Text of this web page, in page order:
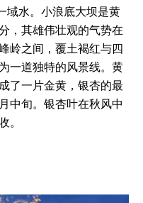
水。小浪底大坝是黄
，其雄伟壮观的气势在
岭之间，覆土褐红与四
一道独特的风景线。黄
了一片金黄，银杏的最
中旬。银杏叶在秋风中
。